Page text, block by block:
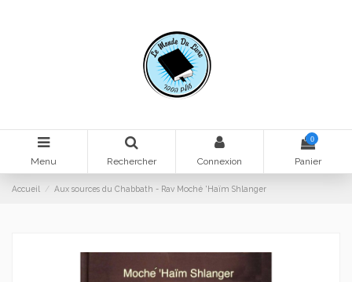
Menu Rechercher Connexion
0
Panier
Accueil Aux sources du Chabbath - Rav Moché 'Haïm Shlanger